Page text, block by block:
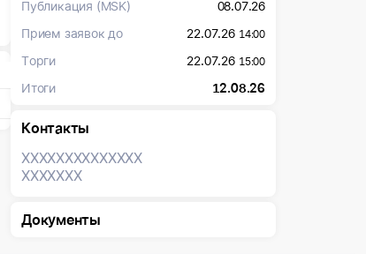
Публикация (MSK)
08.07.26
Прием заявок до
22.07.26 14:00
Торги 22.07.26 15:00
Итоги 12.08.26
Контакты
XXXXXXXXXXXXXX
XXXXXXX
Документы